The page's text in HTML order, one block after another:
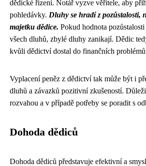
dědické řízení. Notář vyzve věřitele, aby
pohledávky. Dluhy se hradí z pozůstalosti,
majetku dědice. Pokud hodnota
všech dluhů, zbylé dluhy zanikají. Dědic
kvůli dědictví dostal do finančních
Vyplacení peněz z dědictví tak může být i
dluhů a závazků pozitivní zkušeností.
rozvahou a v případě potřeby se poradit s
Dohoda dědiců
Dohoda dědiců představuje efektivní a